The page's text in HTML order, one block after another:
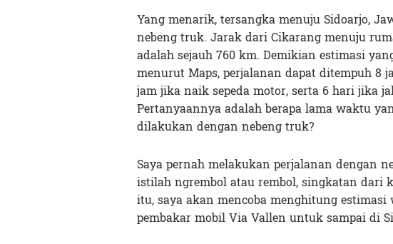
Yang menarik, tersangka menuju Sidoarjo,
nebeng truk. Jarak dari Cikarang menuju
adalah sejauh 760 km. Demikian estimasi
menurut Maps, perjalanan dapat ditempuh 8
jam jika naik sepeda motor, serta 6 hari jika
Pertanyaannya adalah berapa lama waktu
dilakukan dengan nebeng truk?
Saya pernah melakukan perjalanan dengan
istilah ngrembol atau rembol, singkatan dari
itu, saya akan mencoba menghitung
pembakar mobil Via Vallen untuk sampai di